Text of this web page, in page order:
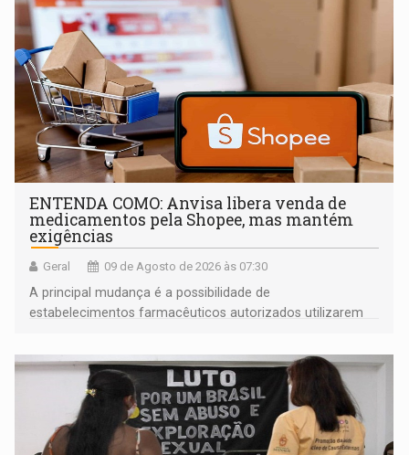
ENTENDA COMO: Anvisa libera venda de
medicamentos pela Shopee, mas mantém
exigências
Geral 09 de Agosto de 2026 às 07:30
A principal mudança é a possibilidade de
estabelecimentos farmacêuticos autorizados utilizarem